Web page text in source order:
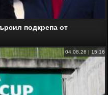
подкрепа от
04.08.26 | 15:16